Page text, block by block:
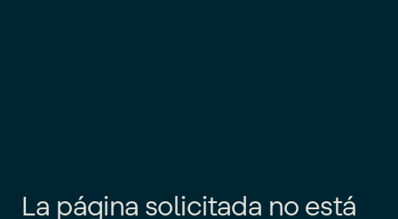
La página solicitada no está